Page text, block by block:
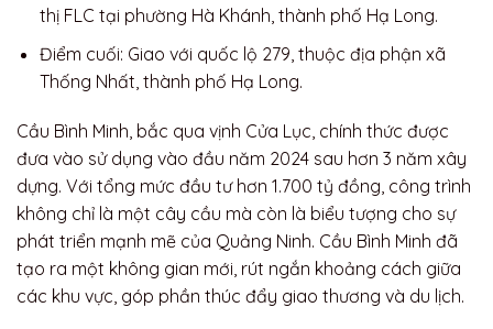
thị FLC tại phường Hà Khánh, thành phố Hạ Long.
Điểm cuối: Giao với quốc lộ 279, thuộc địa phận xã
Thống Nhất, thành phố Hạ Long.
Cầu Bình Minh, bắc qua vịnh Cửa Lục, chính thức được
đưa vào sử dụng vào đầu năm 2024 sau hơn 3 năm xây
dựng. Với tổng mức đầu tư hơn 1.700 tỷ đồng, công trình
không chỉ là một cây cầu mà còn là biểu tượng cho sự
phát triển mạnh mẽ của Quảng Ninh. Cầu Bình Minh đã
tạo ra một không gian mới, rút ngắn khoảng cách giữa
các khu vực, góp phần thúc đẩy giao thương và du lịch.